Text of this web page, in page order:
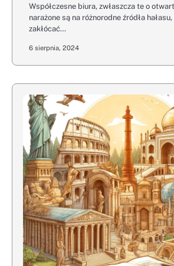
Współczesne biura, zwłaszcza te o
narażone są na różnorodne źródła
zakłócać…
6 sierpnia, 2024